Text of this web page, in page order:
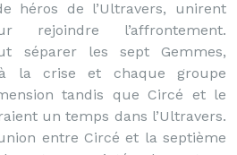
héros de l’Ultravers, unirent
l’affrontement.
séparer les sept Gemmes,
la crise et chaque groupe
tandis que Circé et le
un temps dans l’Ultravers.
entre Circé et la septième